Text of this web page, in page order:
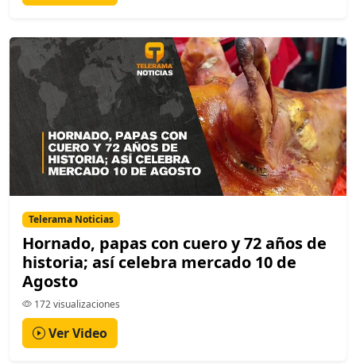
Telerama Noticias
Hornado, papas con cuero y 72 años de
historia; así celebra mercado 10 de
Agosto
172 visualizaciones
Ver Video